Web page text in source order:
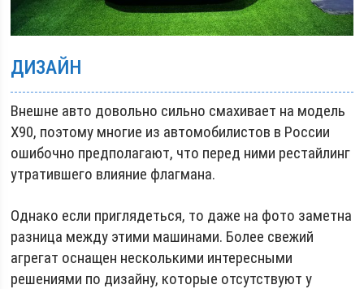
ДИЗАЙН
Внешне авто довольно сильно смахивает на модель
Х90, поэтому многие из автомобилистов в России
ошибочно предполагают, что перед ними рестайлинг
утратившего влияние флагмана.
Однако если приглядеться, то даже на фото заметна
разница между этими машинами. Более свежий
агрегат оснащен несколькими интересными
решениями по дизайну, которые отсутствуют у